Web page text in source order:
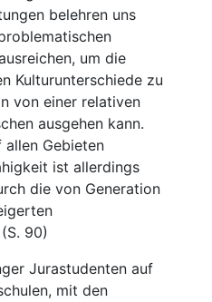
belehren uns
um die
Kulturunterschiede zu
von einer relativen
ausgehen kann.
allen Gebieten
ist allerdings
die von Generation
90)
Jurastudenten auf
mit den